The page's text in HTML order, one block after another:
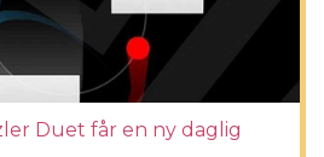
Duet får en ny daglig